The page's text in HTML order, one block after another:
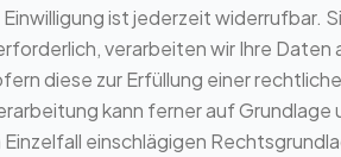
ist jederzeit widerrufbar.
verarbeiten wir Ihre Daten
diese zur Erfüllung einer
kann ferner auf
einschlägigen